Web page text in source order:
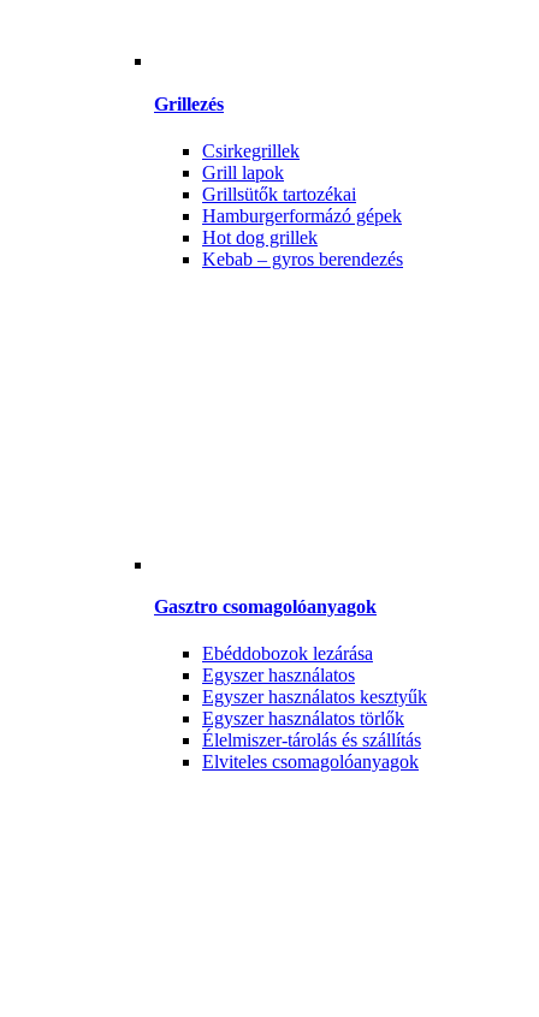
Grillezés
Csirkegrillek
Grill lapok
Grillsütők tartozékai
Hamburgerformázó gépek
Hot dog grillek
Kebab – gyros berendezés
Gasztro csomagolóanyagok
Ebéddobozok lezárása
Egyszer használatos
Egyszer használatos kesztyűk
Egyszer használatos törlők
Élelmiszer-tárolás és szállítás
Elviteles csomagolóanyagok